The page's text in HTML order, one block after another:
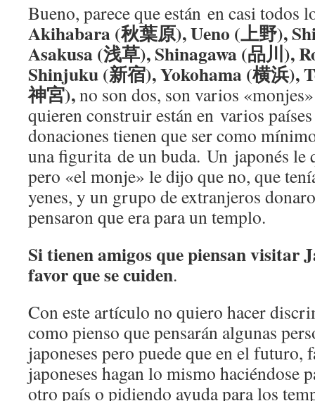
Bueno, parece que están en casi todos
Akihabara (秋葉原), Ueno (上野),
Asakusa (浅草), Shinagawa (品川),
Shinjuku (新宿), Yokohama (横浜),
神宮),no son dos, son varios
quieren construir están en varios
donaciones tienen que ser como
una figurita de un buda. Un japonés le
pero «el monje» le dijo que no, que
yenes, y un grupo de extranjeros
pensaron que era para un templo.
Si tienen amigos que piensan visitar
favor que se cuiden.
Con este artículo no quiero hacer
como pienso que pensarán algunas
japoneses pero puede que en el futuro,
japoneses hagan lo mismo haciéndose
otro país o pidiendo ayuda para los